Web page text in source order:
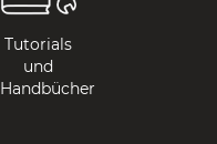
Tutorials
und
Handbücher